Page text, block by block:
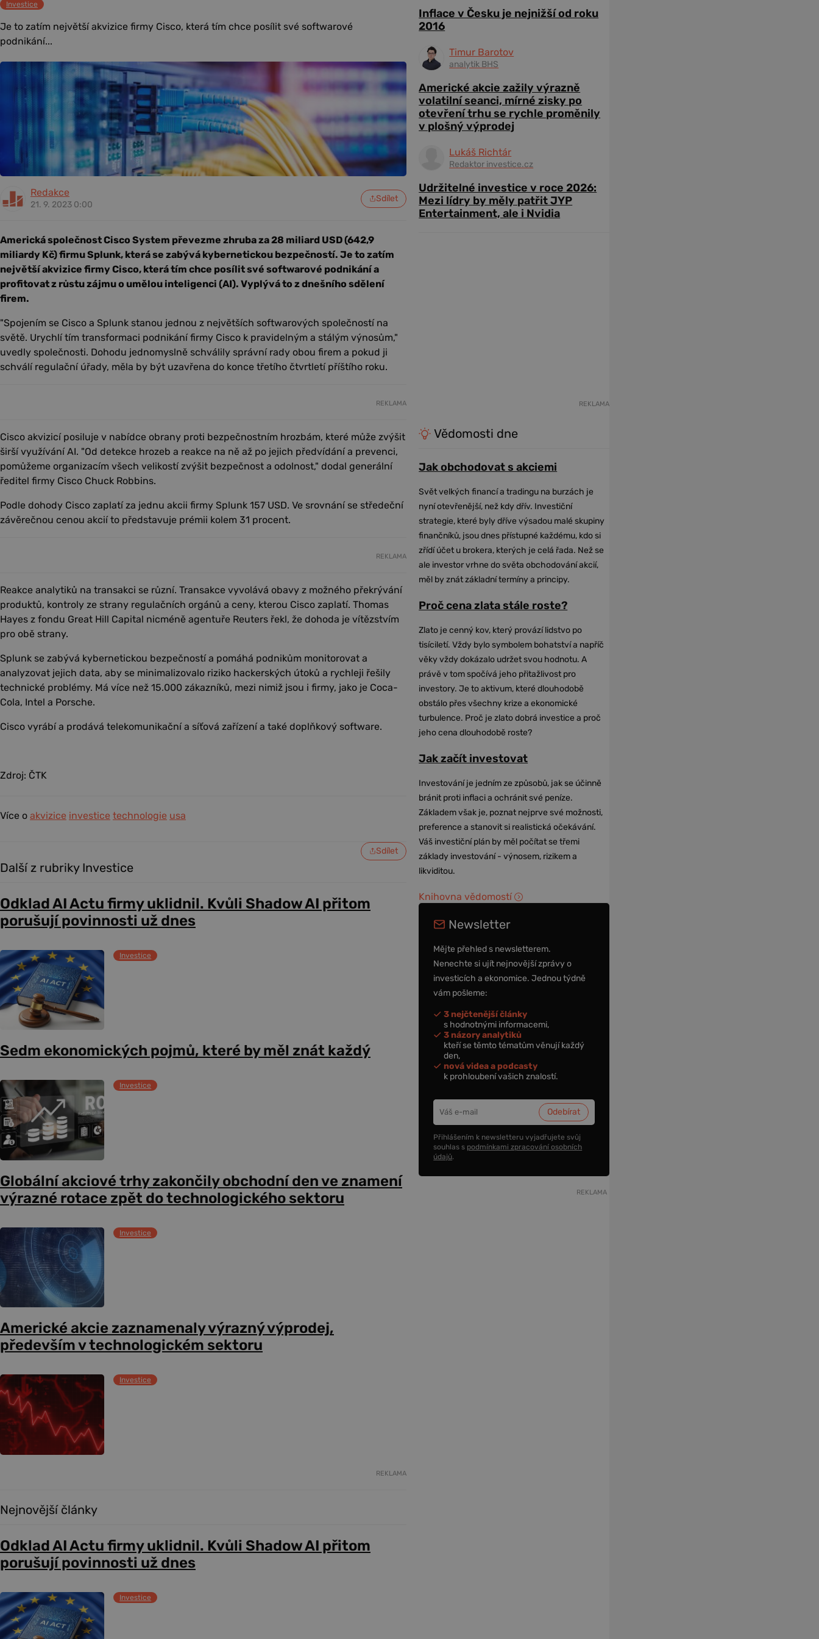
Investice
Je to zatím největší akvizice firmy Cisco, která tím chce posílit své softwarové
podnikání...
Redakce
21. 9. 2023 0:00
Sdílet
Americká společnost Cisco System převezme zhruba za 28 miliard USD (642,9
miliardy Kč) firmu Splunk, která se zabývá kybernetickou bezpečností. Je to zatím
největší akvizice firmy Cisco, která tím chce posílit své softwarové podnikání a
profitovat z růstu zájmu o umělou inteligenci (AI). Vyplývá to z dnešního sdělení
firem.
"Spojením se Cisco a Splunk stanou jednou z největších softwarových společností na
světě. Urychlí tím transformaci podnikání firmy Cisco k pravidelným a stálým výnosům,"
uvedly společnosti. Dohodu jednomyslně schválily správní rady obou firem a pokud ji
schválí regulační úřady, měla by být uzavřena do konce třetího čtvrtletí příštího roku.
REKLAMA
Cisco akvizicí posiluje v nabídce obrany proti bezpečnostním hrozbám, které může zvýšit
širší využívání AI. "Od detekce hrozeb a reakce na ně až po jejich předvídání a prevenci,
pomůžeme organizacím všech velikostí zvýšit bezpečnost a odolnost," dodal generální
ředitel firmy Cisco Chuck Robbins.
Podle dohody Cisco zaplatí za jednu akcii firmy Splunk 157 USD. Ve srovnání se středeční
závěrečnou cenou akcií to představuje prémii kolem 31 procent.
REKLAMA
Reakce analytiků na transakci se různí. Transakce vyvolává obavy z možného překrývání
produktů, kontroly ze strany regulačních orgánů a ceny, kterou Cisco zaplatí. Thomas
Hayes z fondu Great Hill Capital nicméně agentuře Reuters řekl, že dohoda je vítězstvím
pro obě strany.
Splunk se zabývá kybernetickou bezpečností a pomáhá podnikům monitorovat a
analyzovat jejich data, aby se minimalizovalo riziko hackerských útoků a rychleji řešily
technické problémy. Má více než 15.000 zákazníků, mezi nimiž jsou i firmy, jako je Coca-
Cola, Intel a Porsche.
Cisco vyrábí a prodává telekomunikační a síťová zařízení a také doplňkový software.
Zdroj: ČTK
Více o akvizice investice technologie usa
Sdílet
Další z rubriky Investice
Odklad AI Actu firmy uklidnil. Kvůli Shadow AI přitom
porušují povinnosti už dnes
Investice
Sedm ekonomických pojmů, které by měl znát každý
Investice
Globální akciové trhy zakončily obchodní den ve znamení
výrazné rotace zpět do technologického sektoru
Investice
Americké akcie zaznamenaly výrazný výprodej,
především v technologickém sektoru
Investice
REKLAMA
Nejnovější články
Odklad AI Actu firmy uklidnil. Kvůli Shadow AI přitom
porušují povinnosti už dnes
Investice
Inflace v Česku je nejnižší od roku
2016
Timur Barotov
analytik BHS
Americké akcie zažily výrazně
volatilní seanci, mírné zisky po
otevření trhu se rychle proměnily
v plošný výprodej
Lukáš Richtár
Redaktor investice.cz
Udržitelné investice v roce 2026:
Mezi lídry by měly patřit JYP
Entertainment, ale i Nvidia
REKLAMA
Vědomosti dne
Jak obchodovat s akciemi
Svět velkých financí a tradingu na burzách je
nyní otevřenější, než kdy dřív. Investiční
strategie, které byly dříve výsadou malé skupiny
finančníků, jsou dnes přístupné každému, kdo si
zřídí účet u brokera, kterých je celá řada. Než se
ale investor vrhne do světa obchodování akcií,
měl by znát základní termíny a principy.
Proč cena zlata stále roste?
Zlato je cenný kov, který provází lidstvo po
tisíciletí. Vždy bylo symbolem bohatství a napříč
věky vždy dokázalo udržet svou hodnotu. A
právě v tom spočívá jeho přitažlivost pro
investory. Je to aktivum, které dlouhodobě
obstálo přes všechny krize a ekonomické
turbulence. Proč je zlato dobrá investice a proč
jeho cena dlouhodobě roste?
Jak začít investovat
Investování je jedním ze způsobů, jak se účinně
bránit proti inflaci a ochránit své peníze.
Základem však je, poznat nejprve své možnosti,
preference a stanovit si realistická očekávání.
Váš investiční plán by měl počítat se třemi
základy investování - výnosem, rizikem a
likviditou.
Knihovna vědomostí
Newsletter
Mějte přehled s newsletterem.
Nenechte si ujít nejnovější zprávy o
investicích a ekonomice. Jednou týdně
vám pošleme:
3 nejčtenější články
s hodnotnými informacemi,
3 názory analytiků
kteří se těmto tématům věnují každý
den,
nová videa a podcasty
k prohloubení vašich znalostí.
Přihlášením k newsletteru vyjadřujete svůj
souhlas s podmínkami zpracování osobních
údajů.
REKLAMA